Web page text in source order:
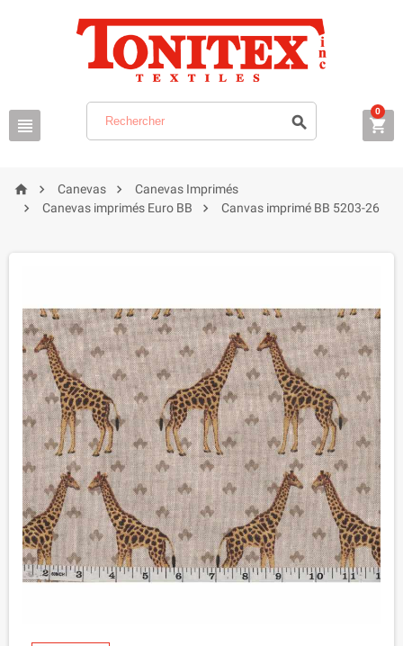
  
0
  Canevas  Canevas Imprimés
 Canevas imprimés Euro BB  Canvas imprimé BB 5203-26